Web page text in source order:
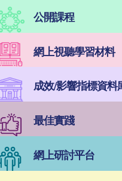
公開課程
網上視聽學習材料
成效/影響指標資料
最佳實踐
網上研討平台